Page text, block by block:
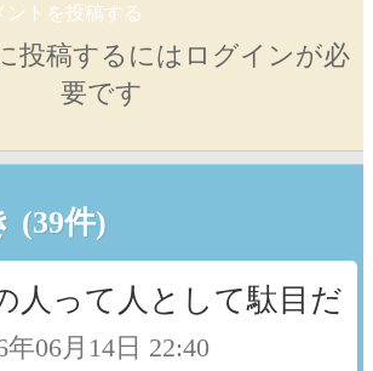
ントを投稿する
投稿するにはログインが必
要です
(39件)
人って人として駄目だ
年06月14日 22:40